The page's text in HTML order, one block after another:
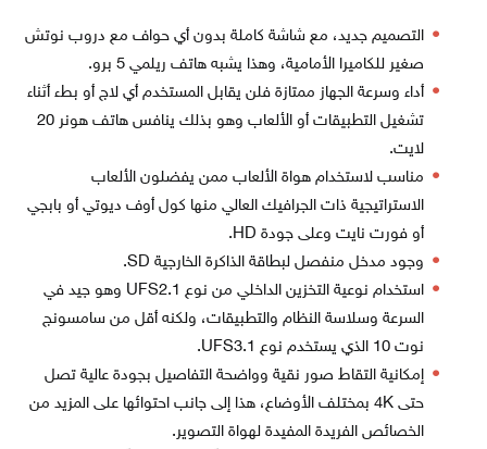
التصميم جديد، مع شاشة كاملة بدون أي حواف مع دروب نوتش
صغير للكاميرا الأمامية، وهذا يشبه هاتف ريلمي 5 برو.
أداء وسرعة الجهاز ممتازة فلن يقابل المستخدم أي لاج أو بطء أثناء
تشغيل التطبيقات أو الألعاب وهو بذلك ينافس هاتف هونر 20
لايت.
مناسب لاستخدام هواة الألعاب ممن يفضلون الألعاب
الاستراتيجية ذات الجرافيك العالي منها كول أوف ديوتي أو بابجي
أو فورت نايت وعلى جودة HD.
وجود مدخل منفصل لبطاقة الذاكرة الخارجية SD.
استخدام نوعية التخزين الداخلي من نوع UFS2.1 وهو جيد في
السرعة وسلاسة النظام والتطبيقات، ولكنه أقل من سامسونج
نوت 10 الذي يستخدم نوع UFS3.1.
إمكانية التقاط صور نقية وواضحة التفاصيل بجودة عالية تصل
حتى 4K بمختلف الأوضاع، هذا إلى جانب احتوائها على المزيد من
الخصائص الفريدة المفيدة لهواة التصوير.